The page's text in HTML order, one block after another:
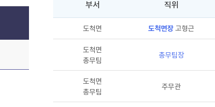
부서 직위
도척면 도척면장 고형근
도척면
총무팀
총무팀장
도척면
총무팀
주무관